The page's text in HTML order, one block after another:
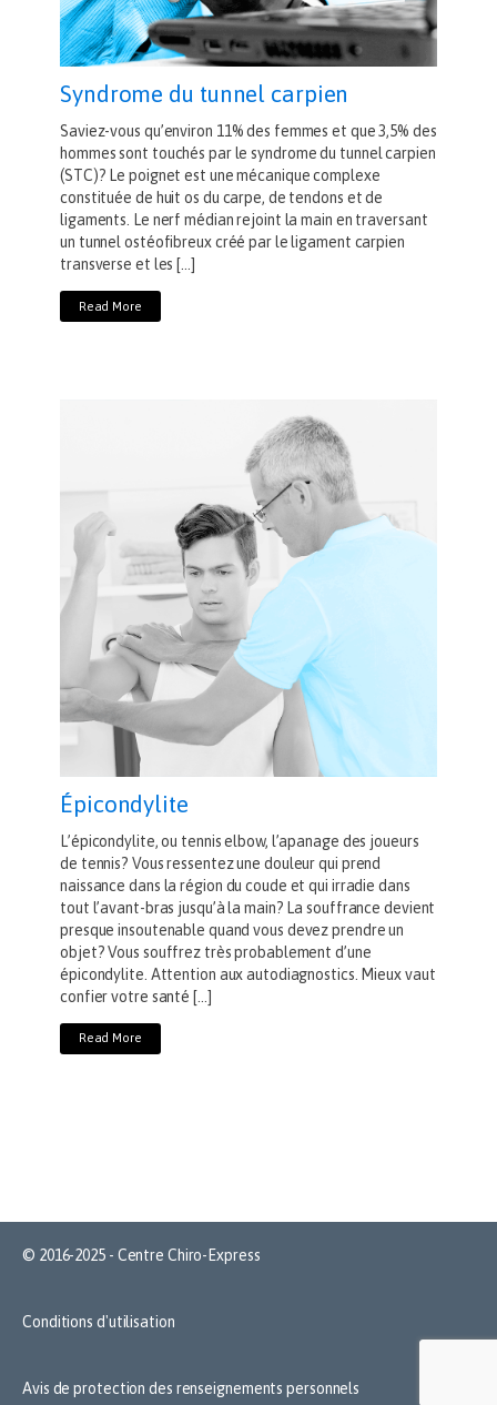
Syndrome du tunnel carpien
Saviez-vous qu’environ 11% des femmes et que 3,5% des
hommes sont touchés par le syndrome du tunnel carpien
(STC)? Le poignet est une mécanique complexe
constituée de huit os du carpe, de tendons et de
ligaments. Le nerf médian rejoint la main en traversant
un tunnel ostéofibreux créé par le ligament carpien
transverse et les […]
Read More
Épicondylite
L’épicondylite, ou tennis elbow, l’apanage des joueurs
de tennis? Vous ressentez une douleur qui prend
naissance dans la région du coude et qui irradie dans
tout l’avant-bras jusqu’à la main? La souffrance devient
presque insoutenable quand vous devez prendre un
objet? Vous souffrez très probablement d’une
épicondylite. Attention aux autodiagnostics. Mieux vaut
confier votre santé […]
Read More
© 2016-2025 - Centre Chiro-Express
Conditions d'utilisation
Avis de protection des renseignements personnels